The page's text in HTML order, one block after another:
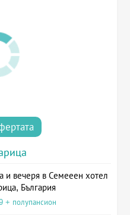
и вечеря в Семееен хотел
България
+ полупансион